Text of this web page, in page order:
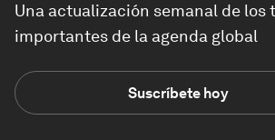
Una actualización semanal de los
importantes de la agenda global
Suscríbete hoy